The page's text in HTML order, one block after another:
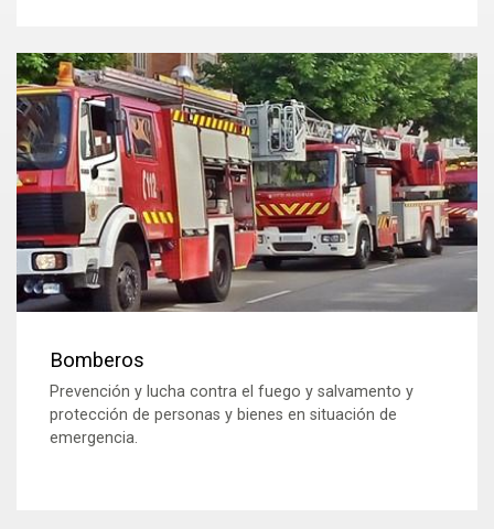
Bomberos
Prevención y lucha contra el fuego y salvamento y
protección de personas y bienes en situación de
emergencia.